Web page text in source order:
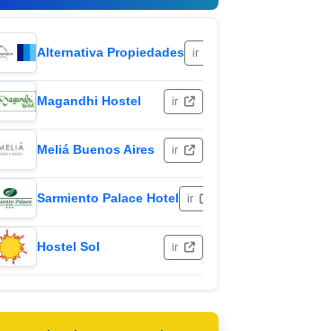
Alternativa Propiedades ir
Magandhi Hostel ir
Meliá Buenos Aires ir
Sarmiento Palace Hotel ir
Hostel Sol ir